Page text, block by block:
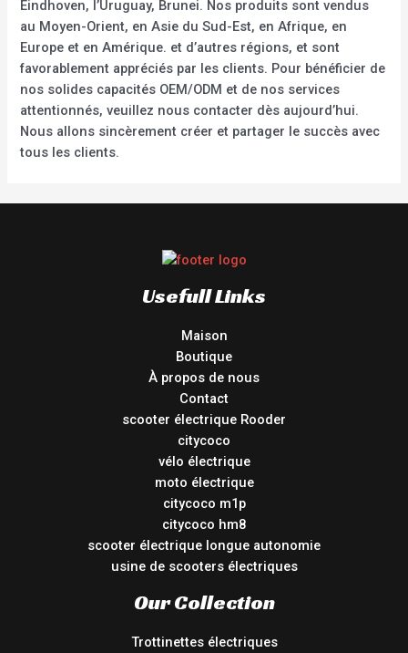
Eindhoven, l’Uruguay, Brunei. Nos produits sont vendus
au Moyen-Orient, en Asie du Sud-Est, en Afrique, en
Europe et en Amérique. et d’autres régions, et sont
favorablement appréciés par les clients. Pour bénéficier de
nos solides capacités OEM/ODM et de nos services
attentionnés, veuillez nous contacter dès aujourd’hui.
Nous allons sincèrement créer et partager le succès avec
tous les clients.
Usefull Links
Maison
Boutique
À propos de nous
Contact
scooter électrique Rooder
citycoco
vélo électrique
moto électrique
citycoco m1p
citycoco hm8
scooter électrique longue autonomie
usine de scooters électriques
Our Collection
Trottinettes électriques